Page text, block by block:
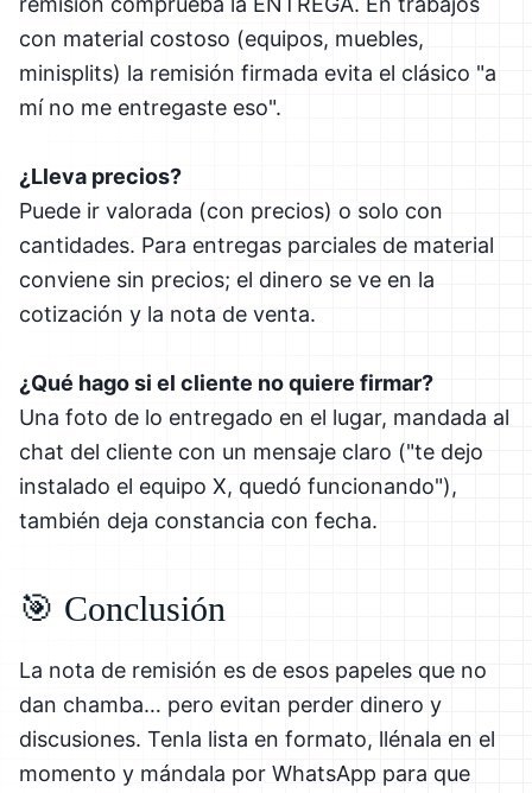
con material costoso (equipos, muebles,
minisplits) la remisión firmada evita el clásico "a
mí no me entregaste eso".
¿Lleva precios?
Puede ir valorada (con precios) o solo con
cantidades. Para entregas parciales de material
conviene sin precios; el dinero se ve en la
cotización y la nota de venta.
¿Qué hago si el cliente no quiere firmar?
Una foto de lo entregado en el lugar, mandada al
chat del cliente con un mensaje claro ("te dejo
instalado el equipo X, quedó funcionando"),
también deja constancia con fecha.
🎯 Conclusión
La nota de remisión es de esos papeles que no
dan chamba… pero evitan perder dinero y
discusiones. Tenla lista en formato, llénala en el
momento y mándala por WhatsApp para que